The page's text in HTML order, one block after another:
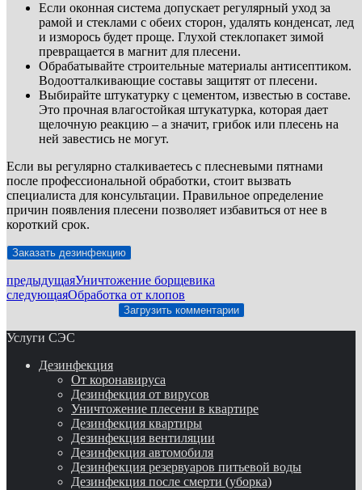
Если оконная система допускает регулярный уход за
рамой и стеклами с обеих сторон, удалять конденсат, лед
и изморось будет проще. Глухой стеклопакет зимой
превращается в магнит для плесени.
Обрабатывайте строительные материалы антисептиком.
Водоотталкивающие составы защитят от плесени.
Выбирайте штукатурку с цементом, известью в составе.
Это прочная влагостойкая штукатурка, которая дает
щелочную реакцию – а значит, грибок или плесень на
ней завестись не могут.
Если вы регулярно сталкиваетесь с плесневыми пятнами
после профессиональной обработки, стоит вызвать
специалиста для консультации. Правильное определение
причин появления плесени позволяет избавиться от нее в
короткий срок.
Заказать дезинфекцию
предыдущаяУничтожение борщевика
следующаяОбработка от клопов
Загрузить комментарии
Услуги СЭС
Дезинфекция
От коронавируса
Дезинфекция от вирусов
Уничтожение плесени в квартире
Дезинфекция квартиры
Дезинфекция вентиляции
Дезинфекция автомобиля
Дезинфекция резервуаров питьевой воды
Дезинфекция после смерти (уборка)